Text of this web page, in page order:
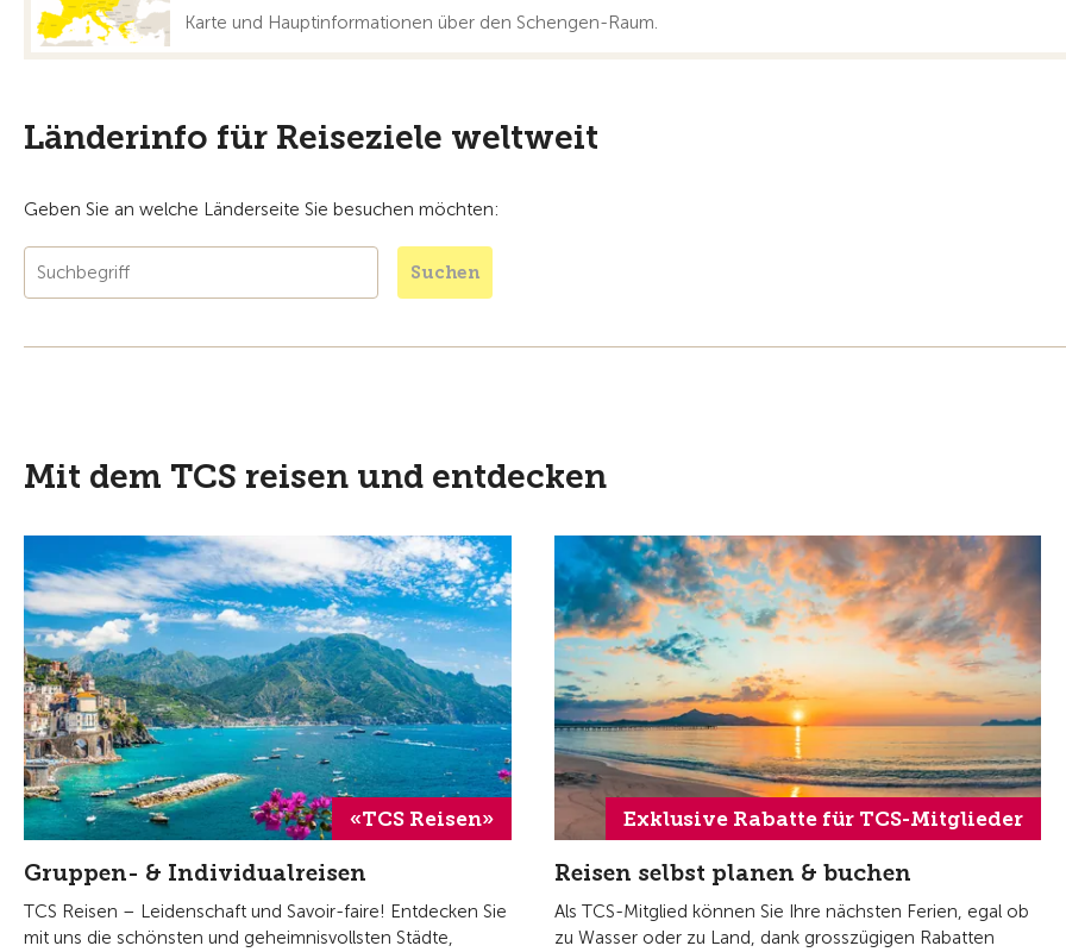
Karte und Hauptinformationen über den Schengen-Raum.
Länderinfo für Reiseziele weltweit
Geben Sie an welche Länderseite Sie besuchen möchten:
Suchen
Mit dem TCS reisen und entdecken
«TCS Reisen»
Gruppen- & Individualreisen
TCS Reisen – Leidenschaft und Savoir-faire! Entdecken Sie
mit uns die schönsten und geheimnisvollsten Städte,
Exklusive Rabatte für TCS-Mitglieder
Reisen selbst planen & buchen
Als TCS-Mitglied können Sie Ihre nächsten Ferien, egal ob
zu Wasser oder zu Land, dank grosszügigen Rabatten